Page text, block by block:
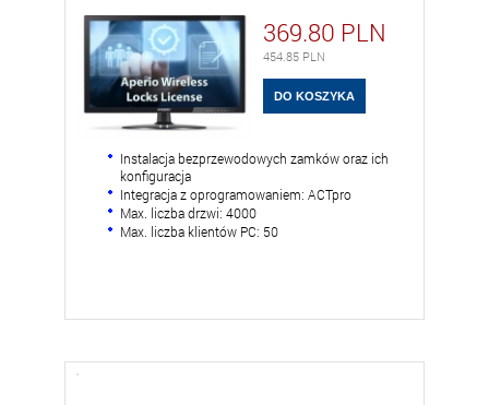
369.80 PLN
454.85 PLN
Instalacja bezprzewodowych zamków oraz ich
konfiguracja
Integracja z oprogramowaniem: ACTpro
Max. liczba drzwi: 4000
Max. liczba klientów PC: 50